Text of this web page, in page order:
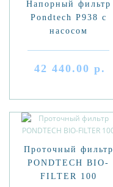
Напорный фильтр
Pondtech P938 с
насосом
42 440.00 р.
Проточный фильтр
PONDTECH BIO-
FILTER 100